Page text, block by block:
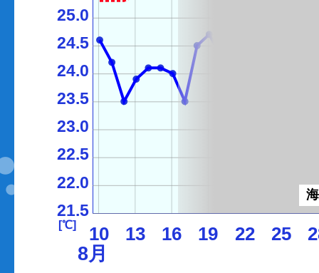
10 13 16 19 22 25
21.5
22.0
22.5
23.0
23.5
24.0
24.5
25.0
[℃]
8月